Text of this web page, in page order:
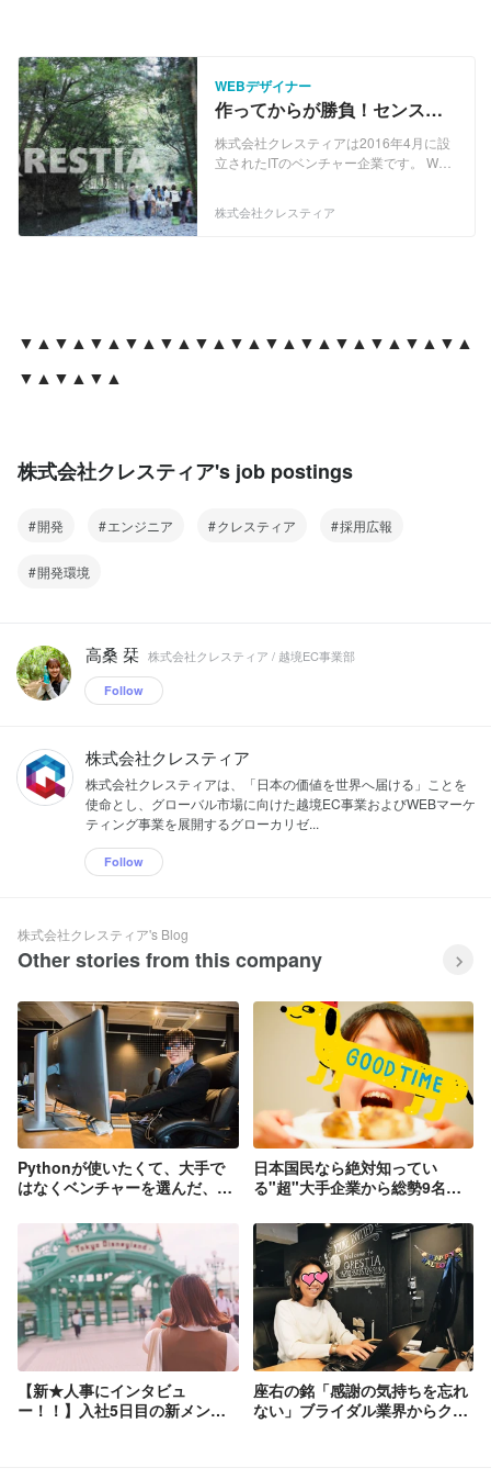
す。少数精鋭のベンチャー企業なので経
営を間近で見ることができます。また、
新規事業提案制度もあります。 立ち上げ
たばかりベンチャー企業ですので自由な
環境の中仕事が可能です。 また、海外展
WEBデザイナー
作ってからが勝負！センスに
自信のあるWEBデザイナー
WANTED！
株式会社クレスティアは2016年4月に設
立されたITのベンチャー企業です。 WEB
れ、AIを利用した自動システム技術とマ
す。少数精鋭のベンチャー企業なので経
株式会社クレスティア
▼▲▼▲▼▲▼▲▼▲▼▲▼▲▼▲▼▲▼▲▼▲▼▲▼▲
▼▲▼▲▼▲
株式会社クレスティア's job postings
開発 エンジニア クレスティア 採用広報
開発環境
高桑 栞 株式会社クレスティア / 越境EC事業部
Follow
株式会社クレスティア
株式会社クレスティアは、「日本の価値を世界へ届ける」ことを
使命とし、グローバル市場に向けた越境EC事業およびWEBマーケ
ティング事業を展開するグローカリゼ...
Follow
株式会社クレスティア's Blog
Other stories from this company
Pythonが使いたくて、大手で
はなくベンチャーを選んだ、26
日本国民なら絶対知ってい
る"超"大手企業から総勢9名の
半年経ちました！！
【新★人事にインタビュ
ー！！】入社5日目の新メンバ
座右の銘「感謝の気持ちを忘れ
ない」ブライダル業界からクレ